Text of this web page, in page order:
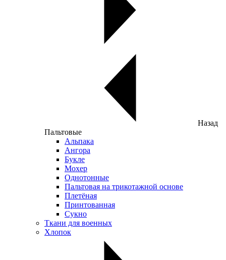
Назад
Пальтовые
Альпака
Ангора
Букле
Мохер
Однотонные
Пальтовая на трикотажной основе
Плетёная
Принтованная
Сукно
Ткани для военных
Хлопок